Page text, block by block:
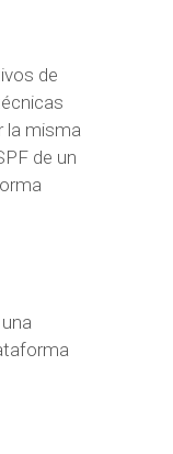
de
la misma
de un